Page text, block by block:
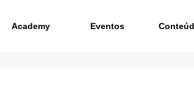
Academy Eventos